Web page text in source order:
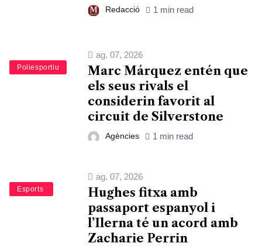
Redacció 1 min read
Esports
Poliesportiu
ag. 07, 2026
Marc Márquez entén que
els seus rivals el
considerin favorit al
circuit de Silverstone
Agències 1 min read
Bàsquet
Esports
ag. 07, 2026
Hughes fitxa amb
passaport espanyol i
l’Ilerna té un acord amb
Zacharie Perrin